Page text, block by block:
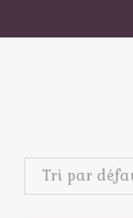
Tri par